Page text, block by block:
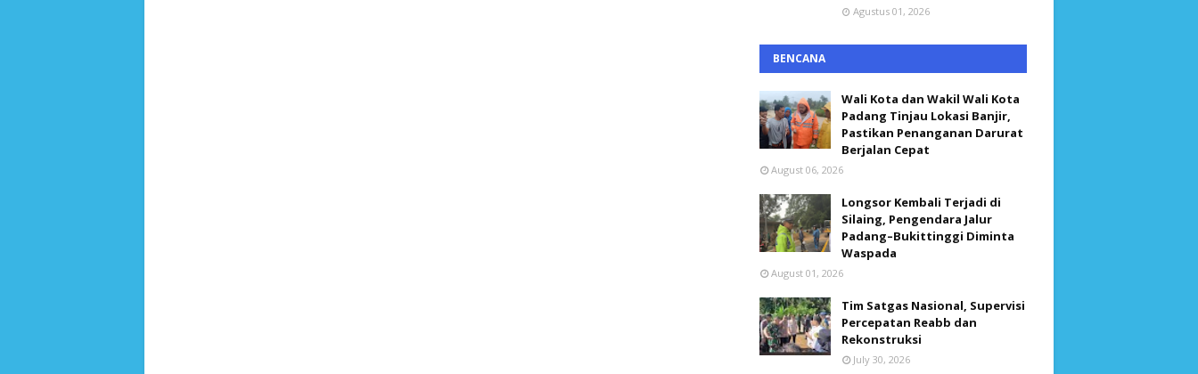
Agustus 01, 2026
BENCANA
Wali Kota dan Wakil Wali Kota
Padang Tinjau Lokasi Banjir,
Pastikan Penanganan Darurat
Berjalan Cepat
August 06, 2026
Longsor Kembali Terjadi di
Silaing, Pengendara Jalur
Padang–Bukittinggi Diminta
Waspada
August 01, 2026
Tim Satgas Nasional, Supervisi
Percepatan Reabb dan
Rekonstruksi
July 30, 2026